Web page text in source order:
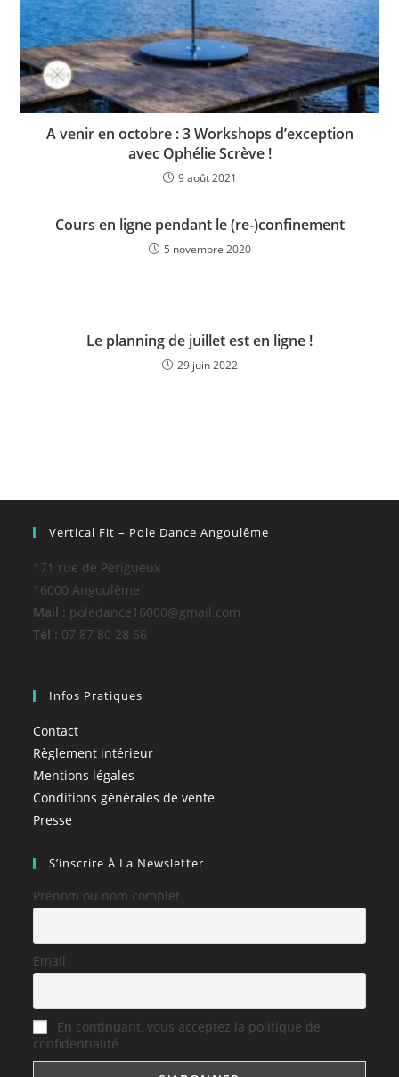
A venir en octobre : 3 Workshops d’exception
avec Ophélie Scrève !
9 août 2021
Cours en ligne pendant le (re-)confinement
5 novembre 2020
Le planning de juillet est en ligne !
29 juin 2022
Vertical Fit – Pole Dance Angoulême
171 rue de Périgueux
16000 Angoulême
Mail : poledance16000@gmail.com
Tél : 07 87 80 28 66
Infos Pratiques
Contact
Règlement intérieur
Mentions légales
Conditions générales de vente
Presse
S’inscrire À La Newsletter
Prénom ou nom complet
Email
En continuant, vous acceptez la politique de
confidentialité